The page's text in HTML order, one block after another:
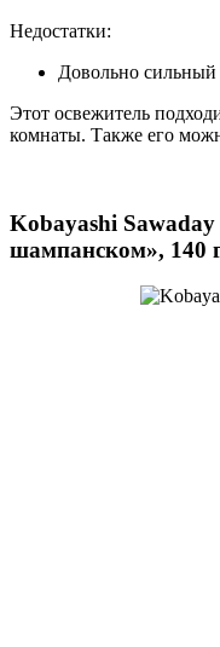
Недостатки:
Довольно сильный
Этот освежитель
комнаты. Также его
Kobayashi
шампанском», 140